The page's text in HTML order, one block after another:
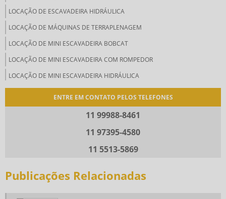
LOCAÇÃO DE ESCAVADEIRA HIDRÁULICA
LOCAÇÃO DE MÁQUINAS DE TERRAPLENAGEM
LOCAÇÃO DE MINI ESCAVADEIRA BOBCAT
LOCAÇÃO DE MINI ESCAVADEIRA COM ROMPEDOR
LOCAÇÃO DE MINI ESCAVADEIRA HIDRÁULICA
LOCAÇÃO DE ROLO COMPACTADOR
REMOÇÃO DE TERRA
ENTRE EM CONTATO PELOS TELEFONES
11 99988-8461
11 97395-4580
11 5513-5869
Publicações Relacionadas